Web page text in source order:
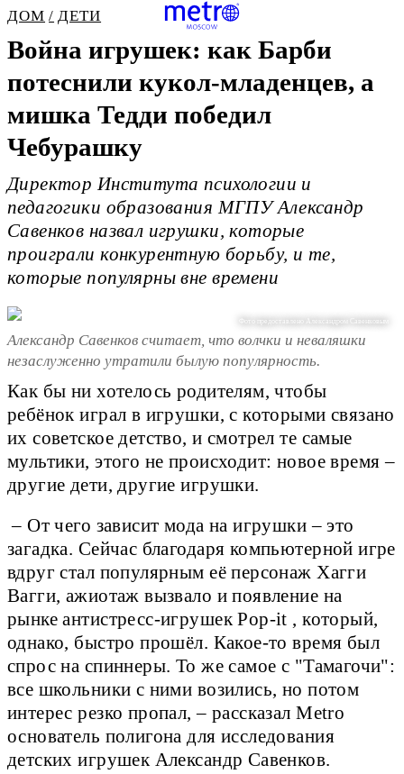
ДОМ ДЕТИ
Война игрушек: как Барби
потеснили кукол-младенцев, а
мишка Тедди победил
Чебурашку
Директор Института психологии и
педагогики образования МГПУ Александр
Савенков назвал игрушки, которые
проиграли конкурентную борьбу, и те,
которые популярны вне времени
Фото предоставлено Александром Савенковым
Александр Савенков считает, что волчки и неваляшки
незаслуженно утратили былую популярность.
Как бы ни хотелось родителям, чтобы
ребёнок играл в игрушки, с которыми связано
их советское детство, и смотрел те самые
мультики, этого не происходит: новое время –
другие дети, другие игрушки.
– От чего зависит мода на игрушки – это
загадка. Сейчас благодаря компьютерной игре
вдруг стал популярным её персонаж Хагги
Вагги, ажиотаж вызвало и появление на
рынке антистресс-игрушек Pop-it , который,
однако, быстро прошёл. Какое-то время был
спрос на спиннеры. То же самое с "Тамагочи":
все школьники с ними возились, но потом
интерес резко пропал, – рассказал Metro
основатель полигона для исследования
детских игрушек Александр Савенков.